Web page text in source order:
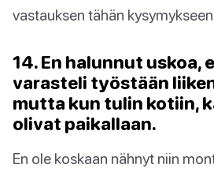
vastauksen tähän
14. En halunnut uskoa,
varasteli työstään
mutta kun tulin kotiin,
olivat paikallaan.
En ole koskaan nähnyt niin